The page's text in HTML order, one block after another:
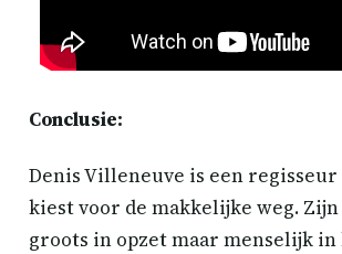
Conclusie:
Denis Villeneuve is een
kiest voor de makkelijke weg.
groots in opzet maar menselijk